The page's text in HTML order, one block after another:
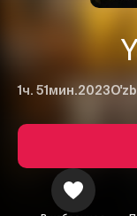
1ч. 51мин.2023